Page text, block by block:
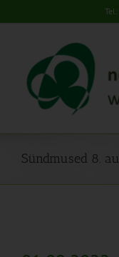
to
Sündmused 8.